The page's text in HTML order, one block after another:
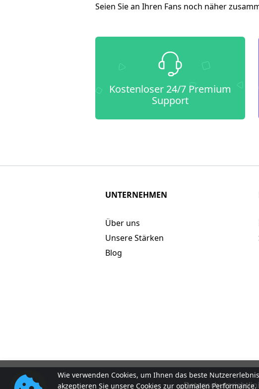
Seien Sie an Ihren Fans noch näher
Kostenloser 24/7 Premium
Support
Wie verwenden Cookies, um Ihnen das beste
akzeptieren Sie unsere Cookies zur optimalen Performance.
UNTERNEHMEN
Über uns
Unsere Stärken
Blog